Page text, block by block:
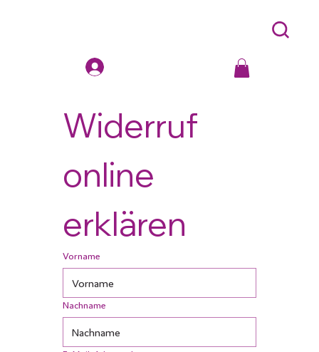
Widerruf
online
erklären
Vorname
Nachname